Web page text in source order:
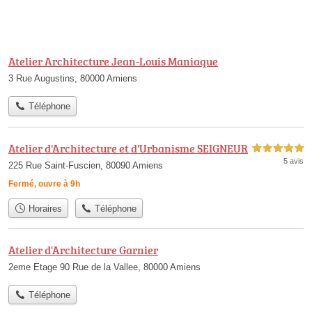
Atelier Architecture Jean-Louis Maniaque
3 Rue Augustins, 80000 Amiens
Téléphone
Atelier d'Architecture et d'Urbanisme SEIGNEUR
225 Rue Saint-Fuscien, 80090 Amiens
Fermé, ouvre à 9h
5,0 étoiles sur 5
5 avis
Horaires Téléphone
Atelier d'Architecture Garnier
2eme Etage 90 Rue de la Vallee, 80000 Amiens
Téléphone